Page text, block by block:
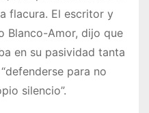
flacura. El escritor y
Blanco-Amor, dijo que
en su pasividad tanta
para no
silencio”.